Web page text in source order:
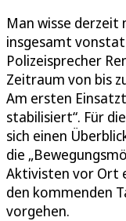
Man wisse derzeit
insgesamt
Polizeisprecher
Zeitraum von bis
Am ersten
stabilisiert“. Für
sich einen
die
Aktivisten vor Ort
den kommenden
vorgehen.